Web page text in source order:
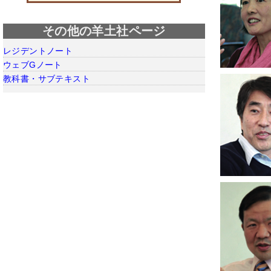
その他の羊土社ページ
レジデントノート
ウェブGノート
教科書・サブテキスト